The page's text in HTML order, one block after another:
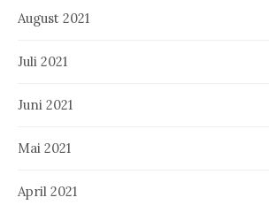
August 2021
Juli 2021
Juni 2021
Mai 2021
April 2021